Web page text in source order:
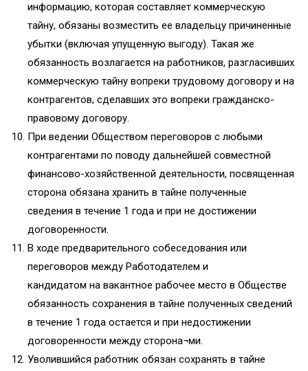
информацию, которая составляет коммерческую
тайну, обязаны возместить ее владельцу причиненные
убытки (включая упущенную выгоду). Такая же
обязанность возлагается на работников, разгласивших
коммерческую тайну вопреки трудовому договору и на
контрагентов, сделавших это вопреки гражданско-
правовому договору.
При ведении Обществом переговоров с любыми
контрагентами по поводу дальнейшей совместной
финансово-хозяйственной деятельности, посвященная
сторона обязана хранить в тайне полученные
сведения в течение 1 года и при не достижении
договоренности.
В ходе предварительного собеседования или
переговоров между Работодателем и
кандидатом на вакантное рабочее место в Обществе
обязанность сохранения в тайне полученных сведений
в течение 1 года остается и при недостижении
договоренности между сторона¬ми.
Уволившийся работник обязан сохранять в тайне